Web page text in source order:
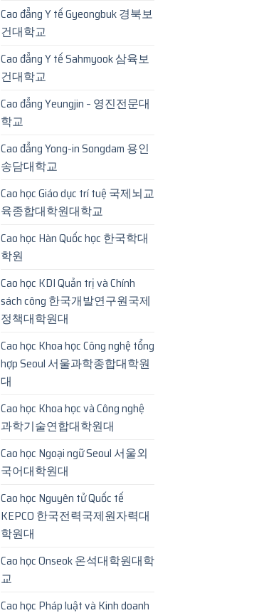
Cao đẳng Y tế Gyeongbuk 경북보
건대학교
Cao đẳng Y tế Sahmyook 삼육보
건대학교
Cao đẳng Yeungjin – 영진전문대
학교
Cao đẳng Yong-in Songdam 용인
송담대학교
Cao học Giáo dục trí tuệ 국제뇌교
육종합대학원대학교
Cao học Hàn Quốc học 한국학대
학원
Cao học KDI Quản trị và Chính
sách công 한국개발연구원국제
정책대학원대
Cao học Khoa học Công nghệ tổng
hợp Seoul 서울과학종합대학원
대
Cao học Khoa học và Công nghệ
과학기술연합대학원대
Cao học Ngoại ngữ Seoul 서울외
국어대학원대
Cao học Nguyên tử Quốc tế
KEPCO 한국전력국제원자력대
학원대
Cao học Onseok 온석대학원대학
교
Cao học Pháp luật và Kinh doanh